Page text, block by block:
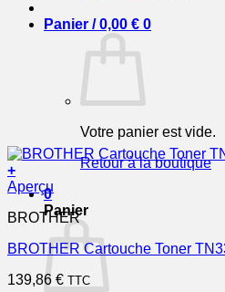
Panier /0,00 € 0
Votre panier est vide.
Retour à la boutique
0
Panier
+
Aperçu
BROTHER
BROTHER Cartouche Toner
139,86 € TTC